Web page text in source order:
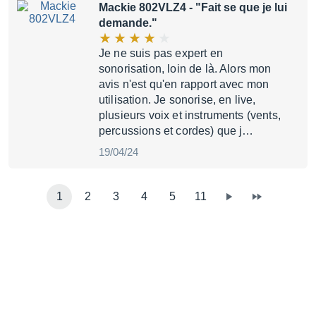
Mackie 802VLZ4 - "Fait se que je lui
demande."
Je ne suis pas expert en
sonorisation, loin de là. Alors mon
avis n'est qu'en rapport avec mon
utilisation. Je sonorise, en live,
plusieurs voix et instruments (vents,
percussions et cordes) que j…
19/04/24
1 2 3 4 5 11